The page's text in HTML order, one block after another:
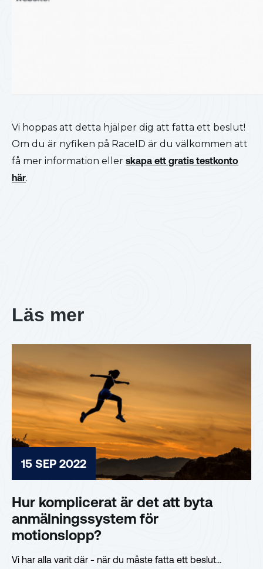
Vi hoppas att detta hjälper dig att fatta ett beslut!
Om du är nyfiken på RaceID är du välkommen att
få mer information eller skapa ett gratis testkonto
här.
Läs mer
15 SEP 2022
Hur komplicerat är det att byta
anmälningssystem för
motionslopp?
Vi har alla varit där - när du måste fatta ett beslut...